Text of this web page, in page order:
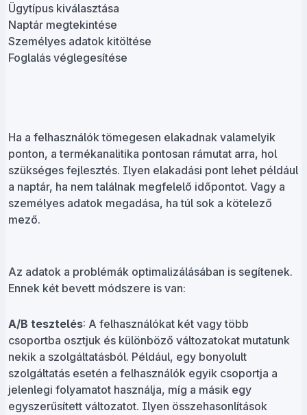
Ügytípus kiválasztása
Naptár megtekintése
Személyes adatok kitöltése
Foglalás véglegesítése
Ha a felhasználók tömegesen elakadnak valamelyik
ponton, a termékanalitika pontosan rámutat arra, hol
szükséges fejlesztés. Ilyen elakadási pont lehet például
a naptár, ha nem találnak megfelelő időpontot. Vagy a
személyes adatok megadása, ha túl sok a kötelező
mező.
Az adatok a problémák optimalizálásában is segítenek.
Ennek két bevett módszere is van:
A/B tesztelés: A felhasználókat két vagy több
csoportba osztjuk és különböző változatokat mutatunk
nekik a szolgáltatásból. Például, egy bonyolult
szolgáltatás esetén a felhasználók egyik csoportja a
jelenlegi folyamatot használja, míg a másik egy
egyszerűsített változatot. Ilyen összehasonlítások